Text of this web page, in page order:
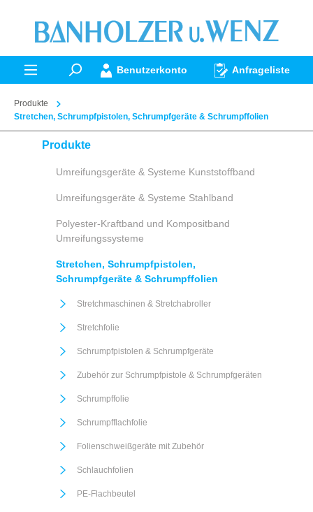
springen
Benutzerkonto Anfrageliste
Produkte
Stretchen, Schrumpfpistolen, Schrumpfgeräte & Schrumpffolien
Produkte
Umreifungsgeräte & Systeme Kunststoffband
Umreifungsgeräte & Systeme Stahlband
Polyester-Kraftband und Kompositband
Umreifungssysteme
Stretchen, Schrumpfpistolen,
Schrumpfgeräte & Schrumpffolien
Stretchmaschinen & Stretchabroller
Stretchfolie
Schrumpfpistolen & Schrumpfgeräte
Zubehör zur Schrumpfpistole & Schrumpfgeräten
Schrumpffolie
Schrumpfflachfolie
Folienschweißgeräte mit Zubehör
Schlauchfolien
PE-Flachbeutel